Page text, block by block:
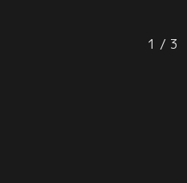
る。問題を解決するため、2人は久
1